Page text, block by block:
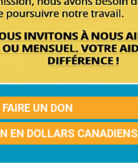
FAIRE UN DON
EN DOLLARS CANADIENS